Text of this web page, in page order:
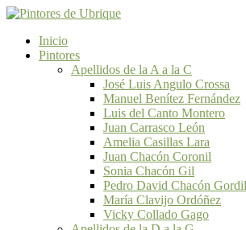
Inicio
Pintores
Apellidos de la A a la C
José Luis Angulo Crossa
Manuel Benítez Fernández
Luis del Canto Montero
Juan Carrasco León
Amelia Casillas Lara
Juan Chacón Coronil
Sonia Chacón Gil
Pedro David Chacón
María Clavijo Ordóñez
Vicky Collado Gago